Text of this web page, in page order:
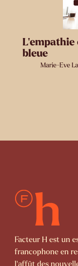
bleue
Marie-Eve
Facteur H est un
francophone en
l’affût des